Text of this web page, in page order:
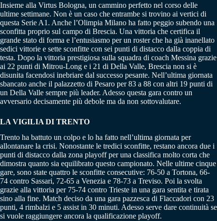
Insieme alla Virtus Bologna, un cammino perfetto nel corso delle
ultime settimane. Non è un caso che entrambe si trovino ai vertici di
questa Serie A1. Anche l’Olimpia Milano ha fatto peggio subendo una
sconfitta proprio sul campo di Brescia. Una vittoria che certifica il
grande stato di forma e l’entusiasmo per un roster che ha già inanellato
sedici vittorie e sette sconfitte con sei punti di distacco dalla coppia di
testa. Dopo la vittoria prestigiosa sulla squadra di coach Messina grazie
ai 22 punti di Mitrou-Long e i 21 di Della Valle, Brescia non si è
disunita facendosi inebriare dal successo pesante. Nell’ultima giornata
sbancato anche il palazzetto di Pesaro per 83 a 88 con altri 19 punti di
un Della Valle sempre più leader. Adesso questa gara contro un
avversario decisamente più debole ma da non sottovalutare.
LA VIGILIA DI TRENTO
Trento ha battuto un colpo e lo ha fatto nell’ultima giornata per
allontanare la crisi. Nonostante le tredici sconfitte, restano ancora due i
punti di distacco dalla zona playoff per una classifica molto corta che
dimostra quanto sia equilibrato questo campionato. Nelle ultime cinque
gare, sono state quattro le sconfitte consecutive: 76-50 a Tortona, 66-
74 contro Sassari, 72-65 a Venezia e 78-73 a Treviso. Poi la svolta
grazie alla vittoria per 75-74 contro Trieste in una gara sentita e tirata
sino alla fine. Match deciso da una gara pazzesca di Flaccadori con 23
punti, 4 rimbalzi e 5 assist in 30 minuti. Adesso serve dare continuità se
si vuole raggiungere ancora la qualificazione playoff.